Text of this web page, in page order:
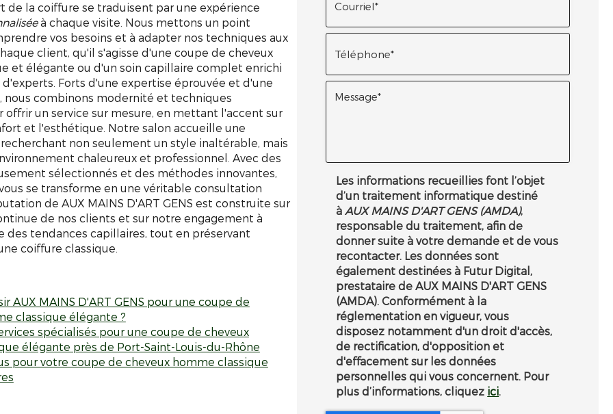
de la coiffure se traduisent par une expérience
à chaque visite. Nous mettons un point
vos besoins et à adapter nos techniques aux
client, qu'il s'agisse d'une coupe de cheveux
et élégante ou d'un soin capillaire complet enrichi
Forts d'une expertise éprouvée et d'une
nous combinons modernité et techniques
offrir un service sur mesure, en mettant l'accent sur
et l'esthétique. Notre salon accueille une
non seulement un style inaltérable, mais
chaleureux et professionnel. Avec des
sélectionnés et des méthodes innovantes,
se transforme en une véritable consultation
de AUX MAINS D'ART GENS est construite sur
de nos clients et sur notre engagement à
des tendances capillaires, tout en préservant
coiffure classique.
AUX MAINS D'ART GENS pour une coupe de
classique élégante ?
spécialisés pour une coupe de cheveux
élégante près de Port-Saint-Louis-du-Rhône
pour votre coupe de cheveux homme classique
Les informations recueillies font l’objet
d’un traitement informatique destiné
à AUX MAINS D'ART GENS (AMDA),
responsable du traitement, afin de
donner suite à votre demande et de vous
recontacter. Les données sont
également destinées à Futur Digital,
prestataire de AUX MAINS D'ART GENS
(AMDA). Conformément à la
réglementation en vigueur, vous
disposez notamment d'un droit d'accès,
de rectification, d'opposition et
d'effacement sur les données
personnelles qui vous concernent. Pour
plus d’informations, cliquez ici